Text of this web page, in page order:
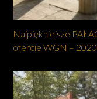
Najpiękniejsze
ofercie WGN – 2020